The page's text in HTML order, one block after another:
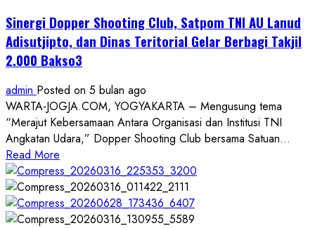
Sinergi Dopper Shooting Club, Satpom TNI AU Lanud
Adisutjipto, dan Dinas Teritorial Gelar Berbagi Takjil
2.000 Bakso3
admin Posted on 5 bulan ago
WARTA-JOGJA.COM, YOGYAKARTA – Mengusung tema
“Merajut Kebersamaan Antara Organisasi dan Institusi TNI
Angkatan Udara,” Dopper Shooting Club bersama Satuan...
Read More
more
about
Sinergi
Dopper